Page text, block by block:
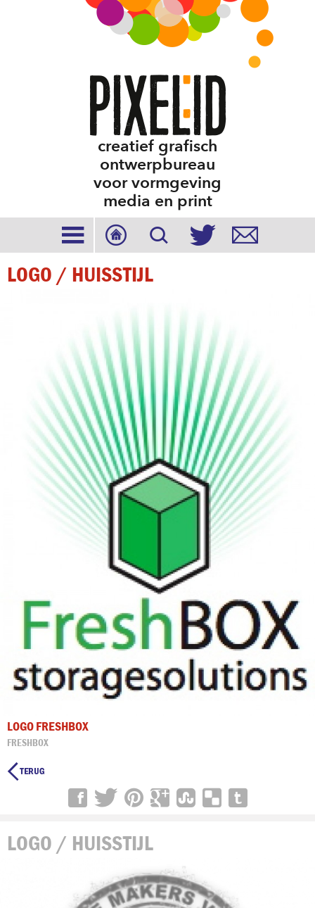
creatief grafisch
ontwerpbureau
voor vormgeving
media en print
    
LOGO / HUISSTIJL
LOGO FRESHBOX
FRESHBOX

LOGO / HUISSTIJL